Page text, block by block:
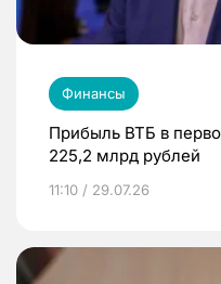
Финансы
Прибыль ВТБ в
225,2 млрд рублей
11:10 / 29.07.26